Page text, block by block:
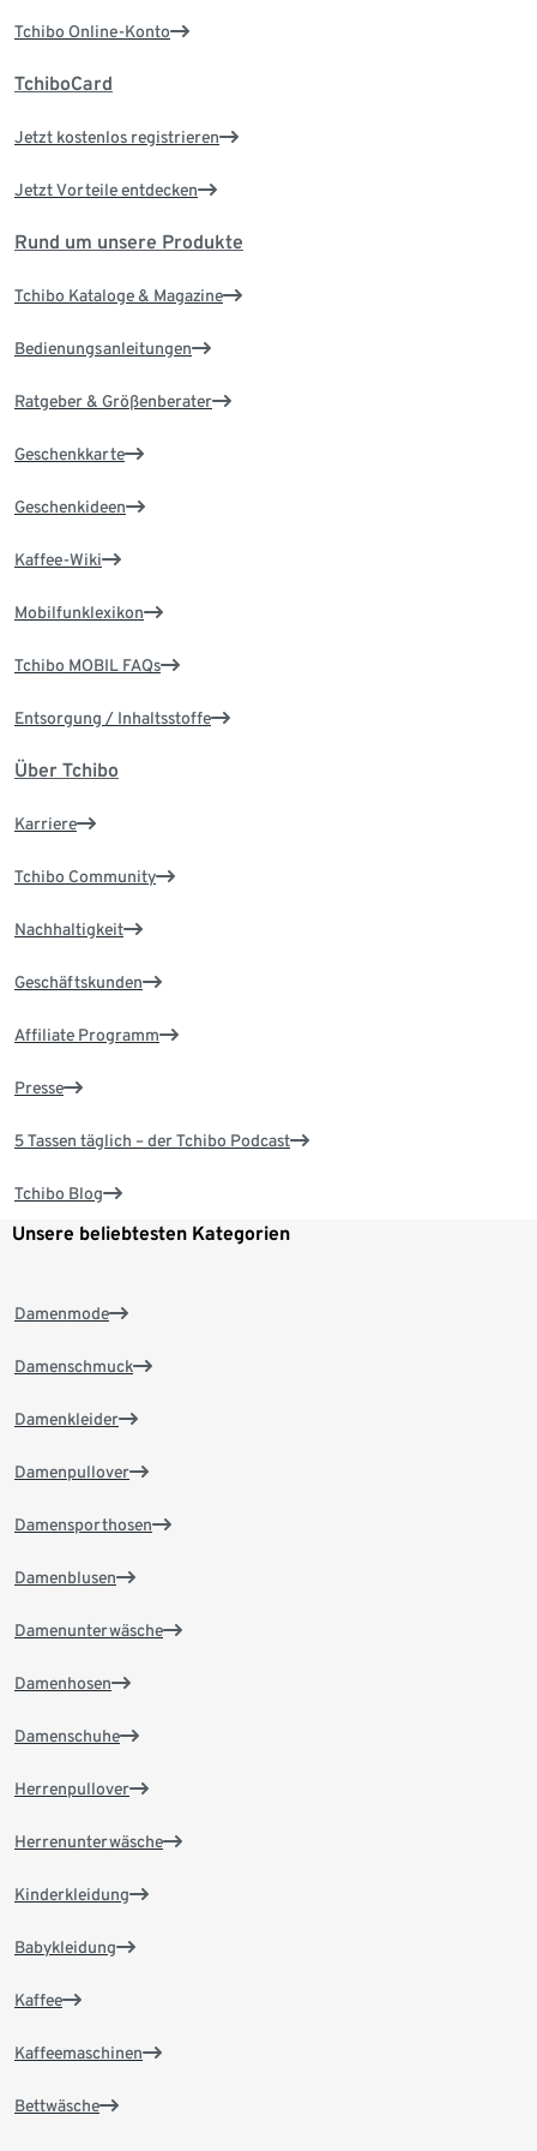
Tchibo Online-Konto
TchiboCard
Jetzt kostenlos registrieren
Jetzt Vorteile entdecken
Rund um unsere Produkte
Tchibo Kataloge & Magazine
Bedienungsanleitungen
Ratgeber & Größenberater
Geschenkkarte
Geschenkideen
Kaffee-Wiki
Mobilfunklexikon
Tchibo MOBIL FAQs
Entsorgung / Inhaltsstoffe
Über Tchibo
Karriere
Tchibo Community
Nachhaltigkeit
Geschäftskunden
Affiliate Programm
Presse
5 Tassen täglich – der Tchibo Podcast
Tchibo Blog
Unsere beliebtesten Kategorien
Damenmode
Damenschmuck
Damenkleider
Damenpullover
Damensporthosen
Damenblusen
Damenunterwäsche
Damenhosen
Damenschuhe
Herrenpullover
Herrenunterwäsche
Kinderkleidung
Babykleidung
Kaffee
Kaffeemaschinen
Bettwäsche